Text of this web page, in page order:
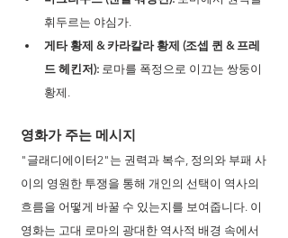
휘두르는 야심가.
게타 황제 & 카라칼라 황제 (조셉 퀸 & 프레
드 헤킨저): 로마를 폭정으로 이끄는 쌍둥이
황제.
영화가 주는 메시지
"글래디에이터2"는 권력과 복수, 정의와 부패 사
이의 영원한 투쟁을 통해 개인의 선택이 역사의
흐름을 어떻게 바꿀 수 있는지를 보여줍니다. 이
영화는 고대 로마의 광대한 역사적 배경 속에서